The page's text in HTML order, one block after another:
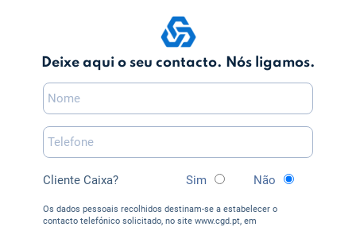
Deixe aqui o seu contacto. Nós ligamos.
Cliente Caixa? Não
Sim
Os dados pessoais recolhidos destinam-se a estabelecer o
contacto telefónico solicitado, no site www.cgd.pt, em